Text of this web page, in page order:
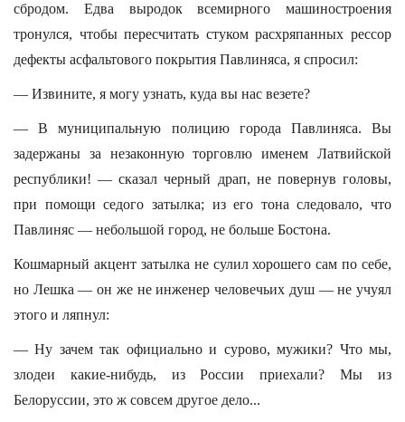
сбродом. Едва выродок всемирного машиностроения
тронулся, чтобы пересчитать стуком расхряпанных рессор
дефекты асфальтового покрытия Павлиняса, я спросил:
— Извините, я могу узнать, куда вы нас везете?
— В муниципальную полицию города Павлиняса. Вы
задержаны за незаконную торговлю именем Латвийской
республики! — сказал черный драп, не повернув головы,
при помощи седого затылка; из его тона следовало, что
Павлиняс — небольшой город, не больше Бостона.
Кошмарный акцент затылка не сулил хорошего сам по себе,
но Лешка — он же не инженер человечьих душ — не учуял
этого и ляпнул:
— Ну зачем так официально и сурово, мужики? Что мы,
злодеи какие-нибудь, из России приехали? Мы из
Белоруссии, это ж совсем другое дело...